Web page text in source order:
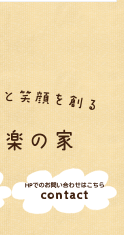
HPでのお問い合わせはこちら
contact